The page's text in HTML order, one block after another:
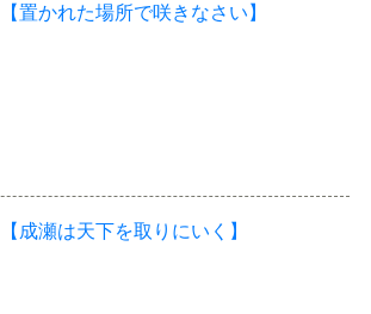
【置かれた場所で咲きなさい】
【成瀬は天下を取りにいく】